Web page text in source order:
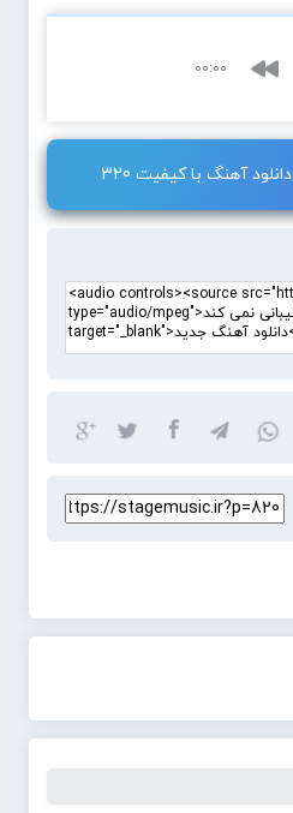
00:00
دانلود آهنگ با کیفیت 320